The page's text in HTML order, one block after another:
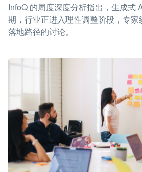
InfoQ 的周度深度分析指出，生成式
期，行业正进入理性调整阶段，专家
落地路径的讨论。